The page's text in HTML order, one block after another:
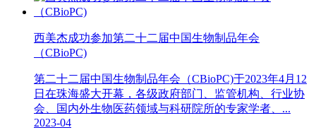
西美杰成功参加第二十二届中国生物制品年会
（CBioPC)
第二十二届中国生物制品年会（CBioPC)于2023年4月12
日在珠海盛大开幕，各级政府部门、监管机构、行业协
会、国内外生物医药领域与科研院所的专家学者、...
2023-04